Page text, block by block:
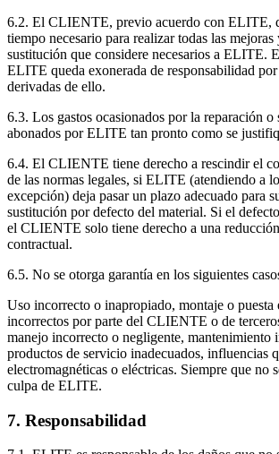
6.2. El CLIENTE, previo acuerdo con ELITE,
tiempo necesario para realizar todas las
sustitución que considere necesarios a ELITE.
ELITE queda exonerada de responsabilidad por
derivadas de ello.
6.3. Los gastos ocasionados por la reparación o
abonados por ELITE tan pronto como se
6.4. El CLIENTE tiene derecho a rescindir el
de las normas legales, si ELITE (atendiendo a
excepción) deja pasar un plazo adecuado para
sustitución por defecto del material. Si el
el CLIENTE solo tiene derecho a una
contractual.
6.5. No se otorga garantía en los siguientes
Uso incorrecto o inapropiado, montaje o puesta
incorrectos por parte del CLIENTE o de
manejo incorrecto o negligente, mantenimiento
productos de servicio inadecuados, influencias
electromagnéticas o eléctricas. Siempre que no
culpa de ELITE.
7. Responsabilidad